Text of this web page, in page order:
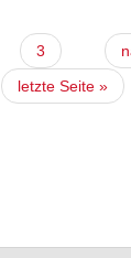
und Könige"
3
letzte Seite »